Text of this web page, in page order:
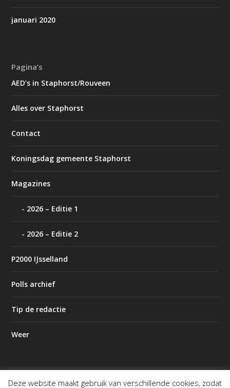
januari 2020
Pagina’s
AED’s in Staphorst/Rouveen
Alles over Staphorst
Contact
Koningsdag gemeente Staphorst
Magazines
2026 – Editie 1
2026 – Editie 2
P2000 IJsselland
Polls archief
Tip de redactie
Weer
Deze website maakt gebruik van verschillende cookies, zodat